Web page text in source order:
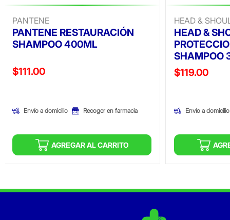
PANTENE
PANTENE RESTAURACIÓN
SHAMPOO 400ML
Precio reducido de
$111.00
Envío a domicilio Recoger en farmacia
AGREGAR AL CARRITO
HEAD &
HEAD &
SHAMPOO
Precio
$119.00
Envío a domicilio